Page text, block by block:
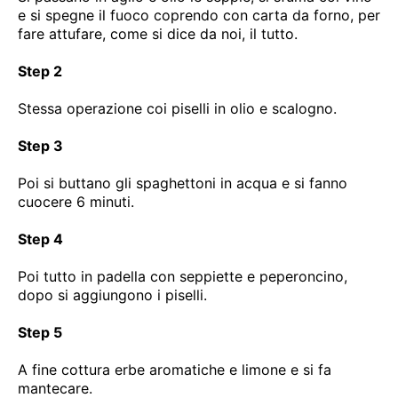
e si spegne il fuoco coprendo con carta da forno, per
fare attufare, come si dice da noi, il tutto.
Step 2
Stessa operazione coi piselli in olio e scalogno.
Step 3
Poi si buttano gli spaghettoni in acqua e si fanno
cuocere 6 minuti.
Step 4
Poi tutto in padella con seppiette e peperoncino,
dopo si aggiungono i piselli.
Step 5
A fine cottura erbe aromatiche e limone e si fa
mantecare.